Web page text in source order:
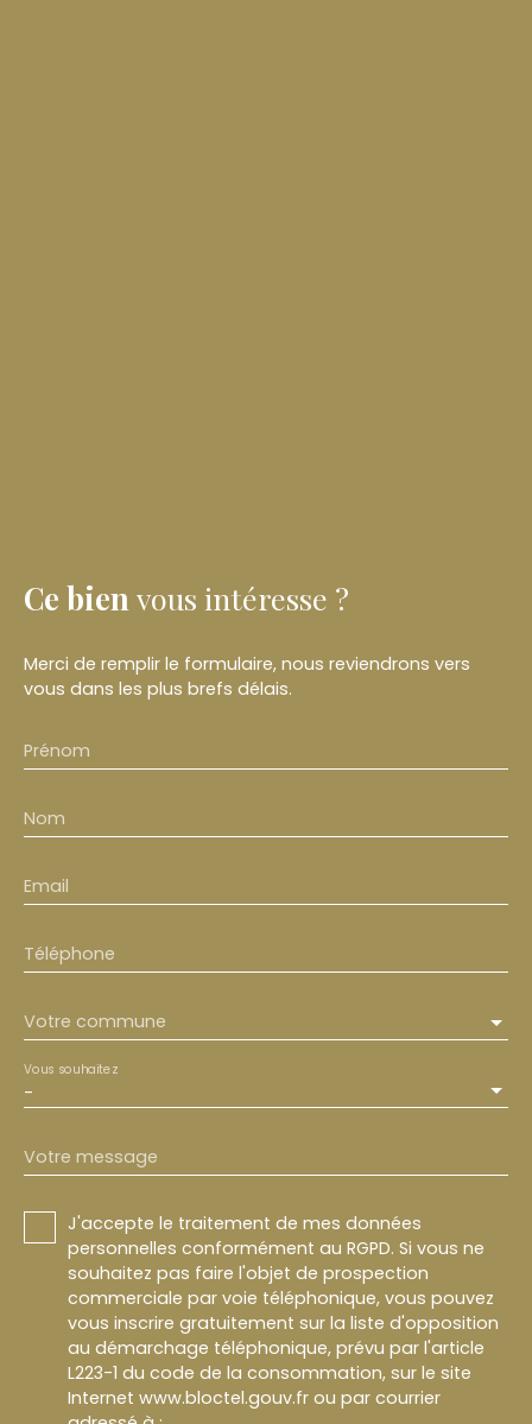
Ce bien vous intéresse ?
Merci de remplir le formulaire, nous reviendrons vers
vous dans les plus brefs délais.
Prénom
Nom
Email
Téléphone
Votre commune
-
Vous souhaitez
Votre message
J'accepte le traitement de mes données
personnelles conformément au RGPD. Si vous ne
souhaitez pas faire l'objet de prospection
commerciale par voie téléphonique, vous pouvez
vous inscrire gratuitement sur la liste d'opposition
au démarchage téléphonique, prévu par l'article
L223-1 du code de la consommation, sur le site
Internet www.bloctel.gouv.fr ou par courrier